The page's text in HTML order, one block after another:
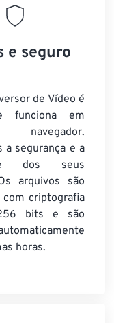
e seguro
de Vídeo é
funciona em
navegador.
a segurança e a
dos seus
arquivos são
criptografia
bits e são
horas.